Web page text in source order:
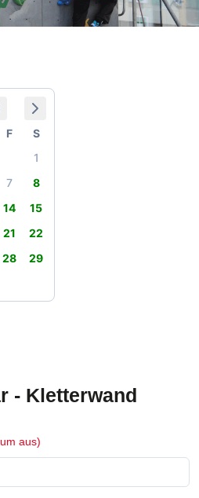
F
S
1
7
8
14
15
21
22
28
29
- Kletterwand
aus)